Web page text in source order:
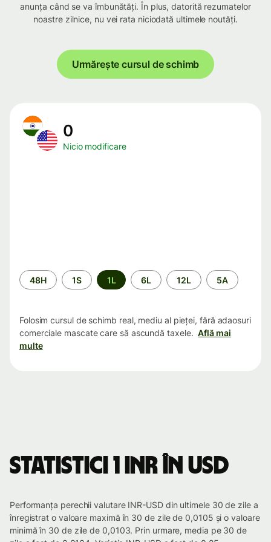
anunța când se va îmbunătăți. În plus, datorită rezumatelor
noastre zilnice, nu vei rata niciodată ultimele noutăți.
Urmărește cursul de schimb
0
Nicio modificare
Perioada
48H 1S 1L 6L 12L 5A
Folosim cursul de schimb real, mediu al pieței, fără adaosuri
comerciale mascate care să ascundă taxele. Află mai
multe
Statistici 1 INR în USD
Performanța perechii valutare INR-USD din ultimele 30 de zile a
înregistrat o valoare maximă în 30 de zile de 0,0105 și o valoare
minimă în 30 de zile de 0,0103. Prin urmare, media pe 30 de